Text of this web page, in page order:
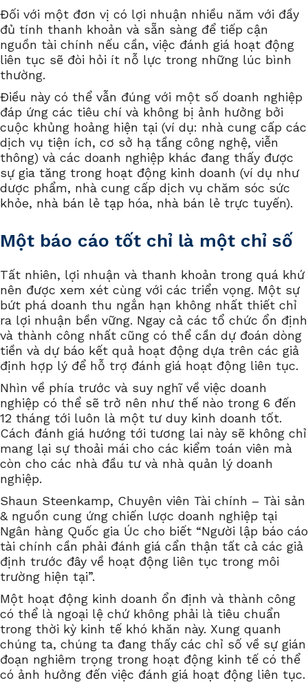
Đối với một đơn vị có lợi nhuận nhiều năm với đầy
đủ tính thanh khoản và sẵn sàng để tiếp cận
nguồn tài chính nếu cần, việc đánh giá hoạt động
liên tục sẽ đòi hỏi ít nỗ lực trong những lúc bình
thường.
Điều này có thể vẫn đúng với một số doanh nghiệp
đáp ứng các tiêu chí và không bị ảnh hưởng bởi
cuộc khủng hoảng hiện tại (ví dụ: nhà cung cấp các
dịch vụ tiện ích, cơ sở hạ tầng công nghệ, viễn
thông) và các doanh nghiệp khác đang thấy được
sự gia tăng trong hoạt động kinh doanh (ví dụ như
dược phẩm, nhà cung cấp dịch vụ chăm sóc sức
khỏe, nhà bán lẻ tạp hóa, nhà bán lẻ trực tuyến).
Một báo cáo tốt chỉ là một chỉ số
Tất nhiên, lợi nhuận và thanh khoản trong quá khứ
nên được xem xét cùng với các triển vọng. Một sự
bứt phá doanh thu ngắn hạn không nhất thiết chỉ
ra lợi nhuận bền vững. Ngay cả các tổ chức ổn định
và thành công nhất cũng có thể cần dự đoán dòng
tiền và dự báo kết quả hoạt động dựa trên các giả
định hợp lý để hỗ trợ đánh giá hoạt động liên tục.
Nhìn về phía trước và suy nghĩ về việc doanh
nghiệp có thể sẽ trở nên như thế nào trong 6 đến
12 tháng tới luôn là một tư duy kinh doanh tốt.
Cách đánh giá hướng tới tương lai này sẽ không chỉ
mang lại sự thoải mái cho các kiểm toán viên mà
còn cho các nhà đầu tư và nhà quản lý doanh
nghiệp.
Shaun Steenkamp, Chuyên viên Tài chính – Tài sản
& nguồn cung ứng chiến lược doanh nghiệp tại
Ngân hàng Quốc gia Úc cho biết “Người lập báo cáo
tài chính cần phải đánh giá cẩn thận tất cả các giả
định trước đây về hoạt động liên tục trong môi
trường hiện tại”.
Một hoạt động kinh doanh ổn định và thành công
có thể là ngoại lệ chứ không phải là tiêu chuẩn
trong thời kỳ kinh tế khó khăn này. Xung quanh
chúng ta, chúng ta đang thấy các chỉ số về sự gián
đoạn nghiêm trọng trong hoạt động kinh tế có thể
có ảnh hưởng đến việc đánh giá hoạt động liên tục.